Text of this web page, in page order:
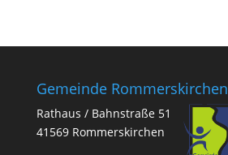
Gemeinde Rommerskirchen
Rathaus / Bahnstraße 51
41569 Rommerskirchen